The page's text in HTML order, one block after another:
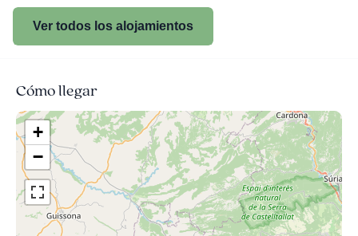
Ver todos los alojamientos
Cómo llegar
+
−